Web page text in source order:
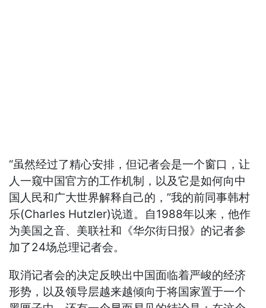
“虽然经过了精心安排，但记者会是一个窗口，让
人一窥中国官方的工作机制，以及它是如何向中
国人民和广大世界解释自己的，”我的前同事韩村
乐(Charles Hutzler)说道。自1988年以来，他作
为美国之音、美联社和《华尔街日报》的记者参
加了24场总理记者会。
取消记者会的决定反映出中国面临着严峻的经济
形势，以及领导层越来越倾向于将国家置于一个